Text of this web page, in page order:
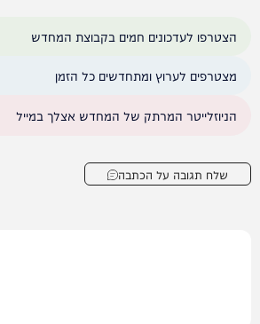
הצטרפו לעדכונים חמים בקבוצת המחדש
מצטרפים לערוץ ומתחדשים כל הזמן
הניוזלייטר המרתק של המחדש אצלך במייל
שלח תגובה על הכתבה